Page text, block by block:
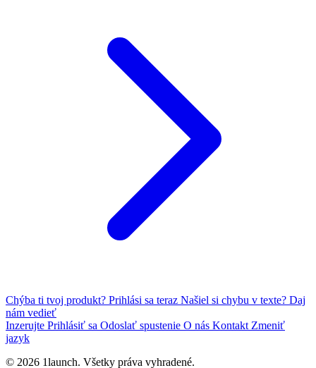
Chýba ti tvoj produkt? Prihlási sa teraz Našiel si chybu v texte? Daj
nám vedieť
Inzerujte Prihlásiť sa Odoslať spustenie O nás Kontakt Zmeniť
jazyk
© 2026 1launch. Všetky práva vyhradené.